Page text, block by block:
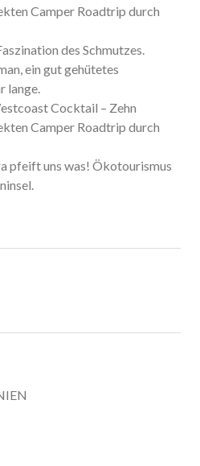
Camper Roadtrip durch
des Schmutzes.
ein gut gehütetes
lange.
Cocktail – Zehn
Camper Roadtrip durch
pfeift uns was! Ökotourismus